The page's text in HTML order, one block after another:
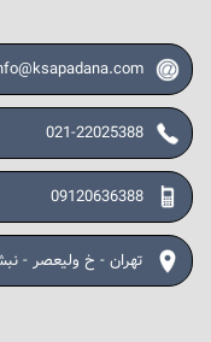
021-22025388
09120636388
تهران - خ ولیعصر -